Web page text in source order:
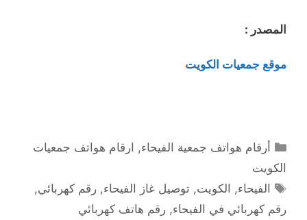
المصدر :
موقع جمعيات الكويت
التصنيفات
أرقام هواتف جمعية الفيحاء, ارقام هواتف جمعيات
الكويت
الوسوم
الفيحاء, الكويت,توصيل غاز الفيحاء,رقم كهربائي,
رقم كهربائي في الفيحاء, رقم هاتف كهربائي